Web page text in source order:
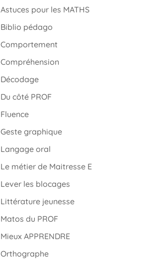
Astuces pour les MATHS
Biblio pédago
Comportement
Compréhension
Décodage
Du côté PROF
Fluence
Geste graphique
Langage oral
Le métier de Maitresse E
Lever les blocages
Littérature jeunesse
Matos du PROF
Mieux APPRENDRE
Orthographe